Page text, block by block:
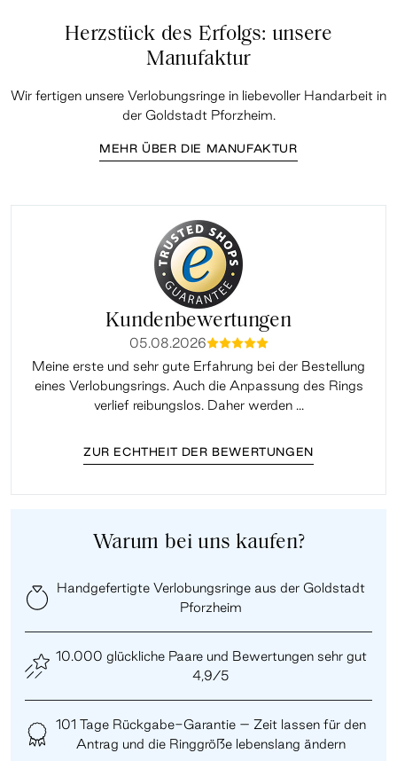
Herzstück des Erfolgs: unsere
Manufaktur
Wir fertigen unsere Verlobungsringe in liebevoller Handarbeit in
der Goldstadt Pforzheim.
MEHR ÜBER DIE MANUFAKTUR
Kundenbewertungen
05.08.2026mmmmm
Meine erste und sehr gute Erfahrung bei der Bestellung
eines Verlobungsrings. Auch die Anpassung des Rings
verlief reibungslos. Daher werden ...
ZUR ECHTHEIT DER BEWERTUNGEN
Warum bei uns kaufen?
Handgefertigte Verlobungsringe aus der Goldstadt
Pforzheim
10.000 glückliche Paare und Bewertungen sehr gut
4,9/5
101 Tage Rückgabe-Garantie – Zeit lassen für den
Antrag und die Ringgröße lebenslang ändern